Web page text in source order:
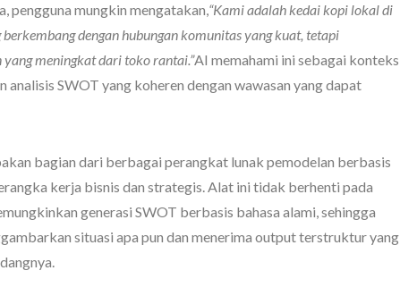
pengguna mungkin mengatakan,“Kami adalah kedai kopi lokal di
berkembang dengan hubungan komunitas yang kuat, tetapi
meningkat dari toko rantai.”AI memahami ini sebagai konteks
analisis SWOT yang koheren dengan wawasan yang dapat
bagian dari berbagai perangkat lunak pemodelan berbasis
kerja bisnis dan strategis. Alat ini tidak berhenti pada
generasi SWOT berbasis bahasa alami, sehingga
situasi apa pun dan menerima output terstruktur yang